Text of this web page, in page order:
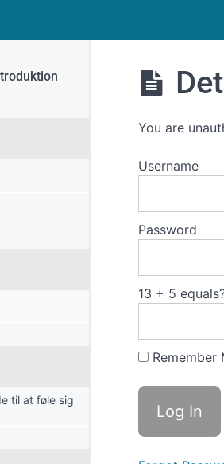
– en introduktion
til at føle sig
You are
Username
Password
13 + 5
Remember